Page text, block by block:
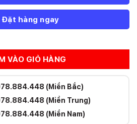
Đặt hàng ngay
VÀO GIỎ HÀNG
(Miền Bắc)
(Miền Trung)
(Miền Nam)